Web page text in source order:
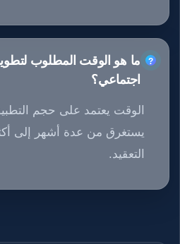
ما هو الوقت المطلوب
اجتماعي؟
الوقت يعتمد على حجم
يستغرق من عدة أشهر إلى
التعقيد.